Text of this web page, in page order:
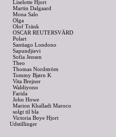
Liselotte Hjort
Martin Dalgaard
Mona Salo
Olga
Olof Tränk
OSCAR REUTERSVÄRD
Polart
Santiago Londono
Sapundjievi
Sofia Jensen
Theo
Thomas Nordström
Tommy Bjørn K
Vita Brejner
Waldiyono
Farida
John Howe
Marion Khalladi Maroco
solgt til bla
Victoria Boye Hjort
Udstillinger